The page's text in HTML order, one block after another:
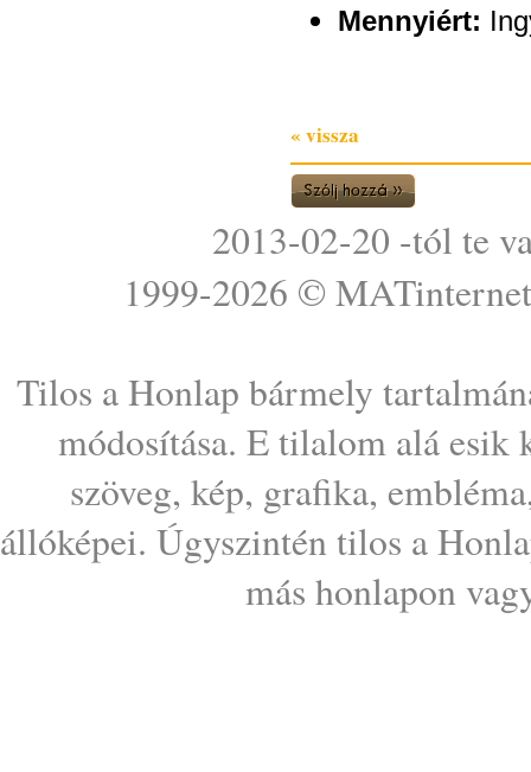
Mennyiért:
« vissza
2013-02-20 -tól te
1999-2026 © MATinternet
Tilos a Honlap bármely
módosítása. E tilalom alá esik
szöveg, kép, grafika,
állóképei. Úgyszintén tilos a
más honlapon